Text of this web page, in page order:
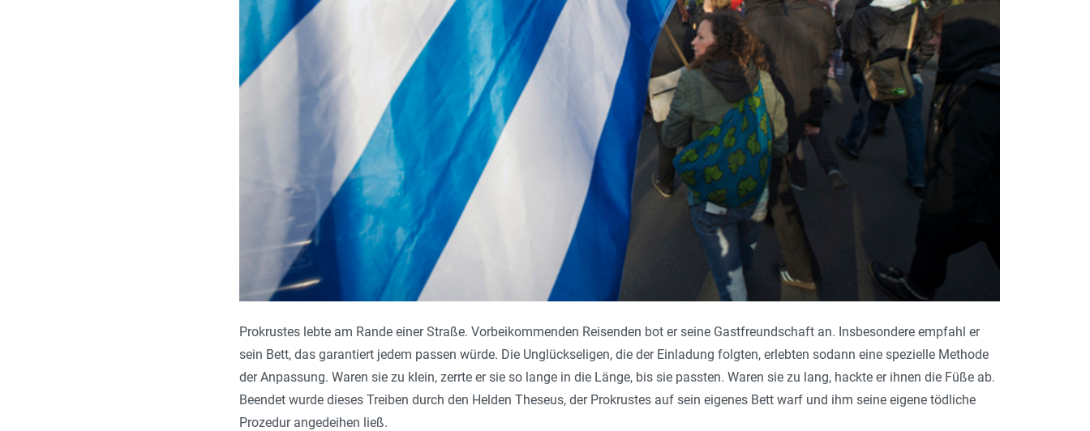
Prokrustes lebte am Rande einer Straße. Vorbeikommenden Reisenden bot er seine Gastfreundschaft an. Insbesondere empfahl er
sein Bett, das garantiert jedem passen würde. Die Unglückseligen, die der Einladung folgten, erlebten sodann eine spezielle Methode
der Anpassung. Waren sie zu klein, zerrte er sie so lange in die Länge, bis sie passten. Waren sie zu lang, hackte er ihnen die Füße ab.
Beendet wurde dieses Treiben durch den Helden Theseus, der Prokrustes auf sein eigenes Bett warf und ihm seine eigene tödliche
Prozedur angedeihen ließ.